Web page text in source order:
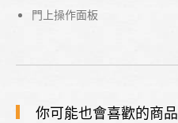
門上操作面板
你可能也會喜歡的商品